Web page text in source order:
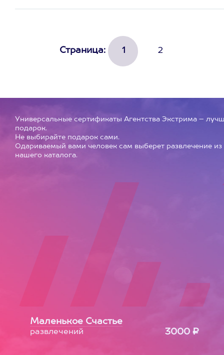
Страница: 1 2
Универсальные сертификаты Агентства Экстрима –
подарок.
Не выбирайте подарок сами.
Одариваемый вами человек сам выберет развлечение из
нашего каталога.
Маленькое Счастье
развлечений 3000 ₽